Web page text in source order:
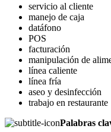
servicio al cliente
manejo de caja
datáfono
POS
facturación
manipulación de
línea caliente
línea fría
aseo y desinfección
trabajo en restaurante
Palabras